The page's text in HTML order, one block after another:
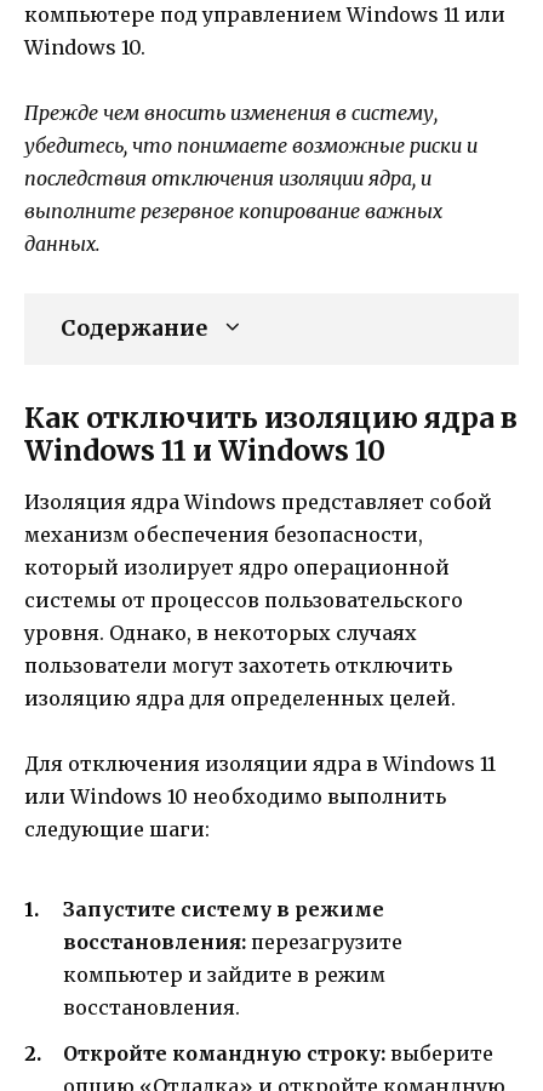
компьютере под управлением Windows 11 или
Windows 10.
Прежде чем вносить изменения в систему,
убедитесь, что понимаете возможные риски и
последствия отключения изоляции ядра, и
выполните резервное копирование важных
данных.
Содержание
Как отключить изоляцию ядра в
Windows 11 и Windows 10
Изоляция ядра Windows представляет собой
механизм обеспечения безопасности,
который изолирует ядро операционной
системы от процессов пользовательского
уровня. Однако, в некоторых случаях
пользователи могут захотеть отключить
изоляцию ядра для определенных целей.
Для отключения изоляции ядра в Windows 11
или Windows 10 необходимо выполнить
следующие шаги:
Запустите систему в режиме
восстановления: перезагрузите
компьютер и зайдите в режим
восстановления.
Откройте командную строку: выберите